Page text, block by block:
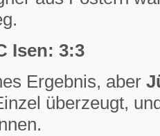
Isen: 3:3
Ergebnis, aber
überzeugt,